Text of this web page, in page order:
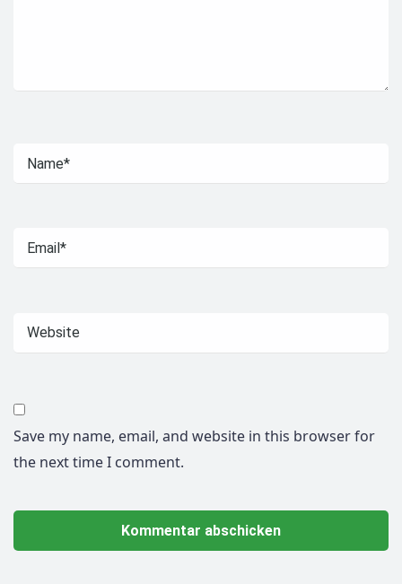
Save my name, email, and website in this browser for
the next time I comment.